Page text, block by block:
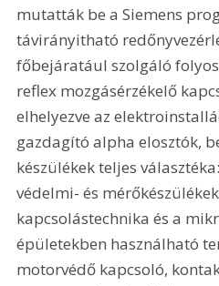
mutatták be a Siemens
távirányitható
főbejáratául szolgáló
reflex mozgásérzékelő
elhelyezve az
gazdagító alpha elosztók,
készülékek teljes
védelmi- és
kapcsolástechnika és a
épületekben használható
motorvédő kapcsoló,